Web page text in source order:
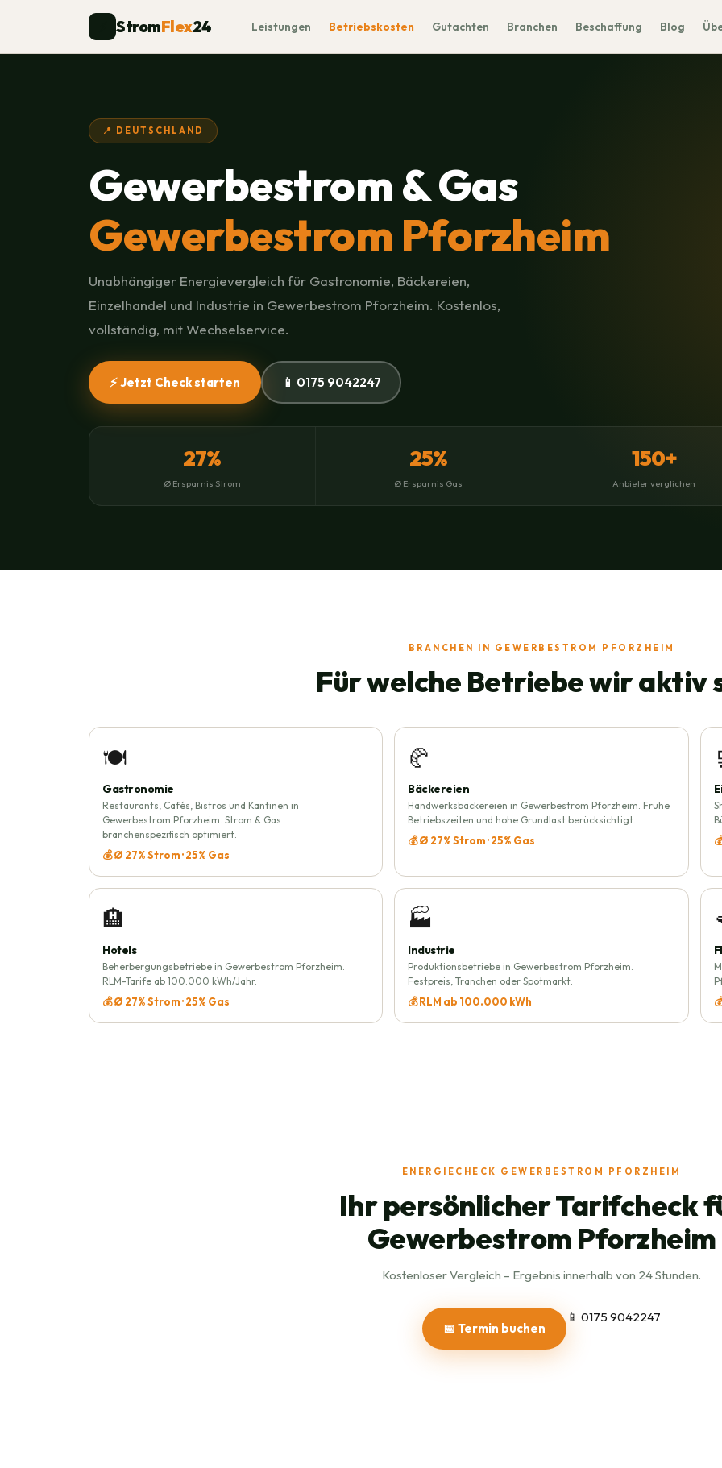
StromFlex24 Leistungen Betriebskosten Gutachten Branchen Beschaffung Blog
📍 DEUTSCHLAND
Gewerbestrom & Gas
Gewerbestrom Pforzheim
Unabhängiger Energievergleich für Gastronomie, Bäckereien,
Einzelhandel und Industrie in Gewerbestrom Pforzheim. Kostenlos,
vollständig, mit Wechselservice.
⚡ Jetzt Check starten 📱 0175 9042247
27%
Ø Ersparnis Strom
25%
Ø Ersparnis Gas
150+
Anbieter verglichen
BRANCHEN IN GEWERBESTROM PFORZHEIM
Für welche Betriebe wir aktiv
🍽️
Gastronomie
Restaurants, Cafés, Bistros und Kantinen in
Gewerbestrom Pforzheim. Strom & Gas
branchenspezifisch optimiert.
💰 Ø 27% Strom · 25% Gas
🥐
Bäckereien
Handwerksbäckereien in Gewerbestrom Pforzheim. Frühe
Betriebszeiten und hohe Grundlast berücksichtigt.
💰 Ø 27% Strom · 25% Gas
🏨
Hotels
Beherbergungsbetriebe in Gewerbestrom Pforzheim.
RLM-Tarife ab 100.000 kWh/Jahr.
💰 Ø 27% Strom · 25% Gas
🏭
Industrie
Produktionsbetriebe in Gewerbestrom Pforzheim.
Festpreis, Tranchen oder Spotmarkt.
💰 RLM ab 100.000 kWh
ENERGIECHECK GEWERBESTROM PFORZHEIM
Ihr persönlicher Tarifcheck
Gewerbestrom Pforzheim
Kostenloser Vergleich – Ergebnis innerhalb von 24 Stunden.
📅 Termin buchen
📱 0175 9042247